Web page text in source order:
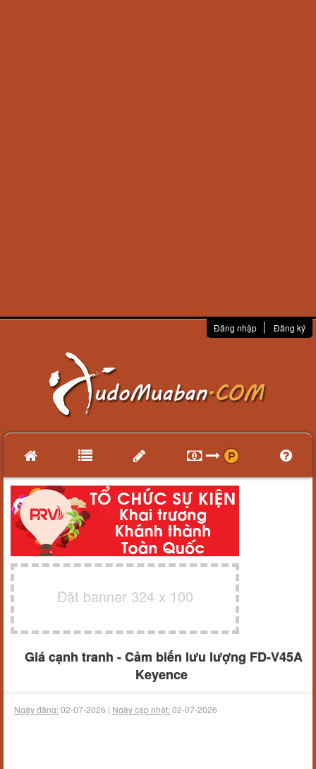
Đăng nhập Đăng ký
Đặt banner 324 x 100
Giá cạnh tranh - Cảm biến lưu lượng FD-V45A
Keyence
Ngày đăng:02-07-2026 | Ngày cập nhật:02-07-2026